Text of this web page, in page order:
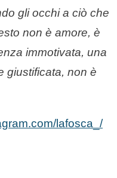
gli occhi a ciò che
non è amore, è
immotivata, una
giustificata, non è
lafosca_/